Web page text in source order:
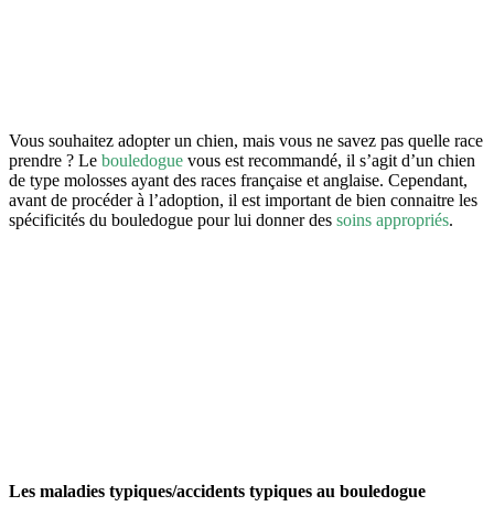
Vous souhaitez adopter un chien, mais vous ne savez pas quelle race
prendre ? Le bouledogue vous est recommandé, il s’agit d’un chien
de type molosses ayant des races française et anglaise. Cependant,
avant de procéder à l’adoption, il est important de bien connaitre les
spécificités du bouledogue pour lui donner des soins appropriés.
Les maladies typiques/accidents typiques au bouledogue